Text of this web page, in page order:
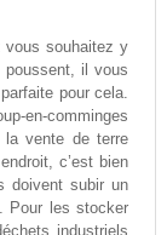
vous souhaitez y
poussent, il vous
pour cela.
en-comminges
vente de terre
c’est bien
doivent subir un
Pour les stocker
industriels